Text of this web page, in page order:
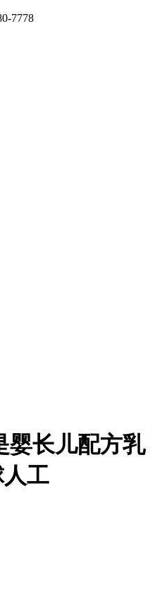
7778
婴长儿配方乳
人工